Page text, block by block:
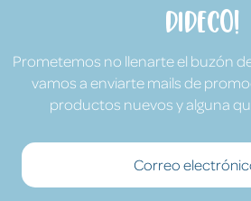
Dideco!
Prometemos no llenarte el buzón
vamos a enviarte mails de
productos nuevos y alguna